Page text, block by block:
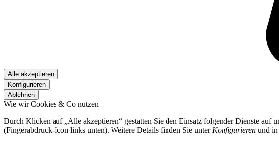
Alle akzeptieren
Konfigurieren
Ablehnen
Wie wir Cookies & Co nutzen
Durch Klicken auf „Alle akzeptieren“ gestatten Sie den Einsatz folgender Dienste auf
(Fingerabdruck-Icon links unten). Weitere Details finden Sie unter Konfigurieren und in